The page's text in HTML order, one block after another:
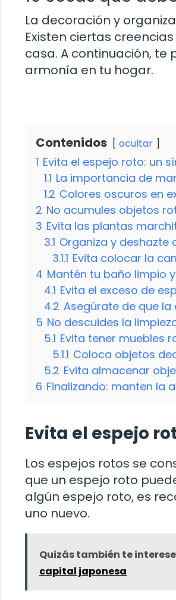
La decoración y
Existen ciertas
casa. A continuación,
armonía en tu hogar.
Contenidos ocultar
1 Evita el espejo roto: un
1.1 La importancia de
1.2 Colores oscuros en
2 No acumules objetos
3 Evita las plantas
3.1 Organiza y
3.1.1 Evita colocar la
4 Mantén tu baño limpio
4.1 Evita el exceso de
4.2 Asegúrate de que
5 No descuides la
5.1 Evita tener muebles
5.1.1 Coloca objetos
5.2 Evita almacenar
6 Finalizando: manten la
Evita el espejo
Los espejos rotos se
que un espejo roto
algún espejo roto, es
uno nuevo.
Quizás también te
capital japonesa